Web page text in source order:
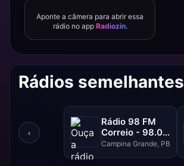
Aponte a câmera para abrir essa
rádio no app Radiozin.
Rádios semelhantes
‹
Rádio 98 FM
Correio - 98.0
FM
Campina Grande, PB